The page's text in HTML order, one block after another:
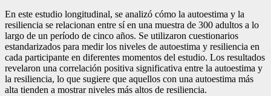
En este estudio longitudinal, se analizó cómo la autoestima y la
resiliencia se relacionan entre sí en una muestra de 300 adultos a lo
largo de un período de cinco años. Se utilizaron cuestionarios
estandarizados para medir los niveles de autoestima y resiliencia en
cada participante en diferentes momentos del estudio. Los resultados
revelaron una correlación positiva significativa entre la autoestima y
la resiliencia, lo que sugiere que aquellos con una autoestima más
alta tienden a mostrar niveles más altos de resiliencia.